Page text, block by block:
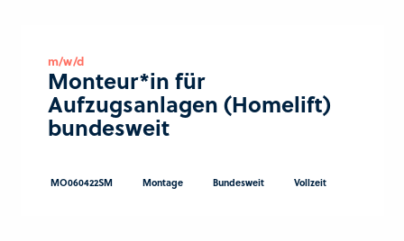
m/w/d
Monteur*in für
Aufzugsanlagen (Homelift)
bundesweit
MO060422SM Montage Bundesweit Vollzeit